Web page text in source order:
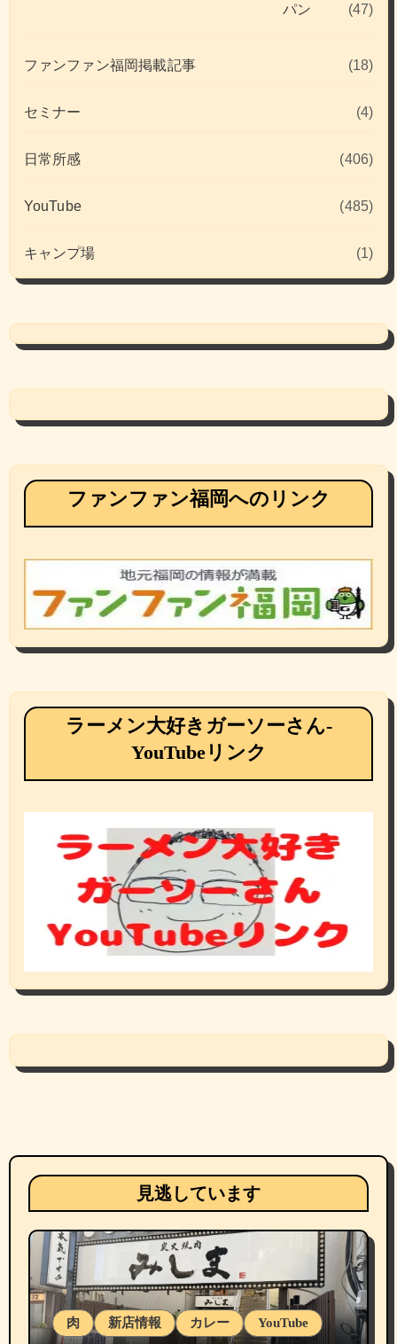
パン (47)
ファンファン福岡掲載記事 (18)
セミナー (4)
日常所感 (406)
YouTube (485)
キャンプ場 (1)
ファンファン福岡へのリンク
ラーメン大好きガーソーさん-
YouTubeリンク
見逃しています
肉 新店情報 カレー YouTube